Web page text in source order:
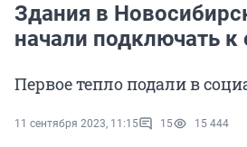
Здания в
начали подключать
Первое тепло подали в
11 сентября 2023, 11:15 15 15 444